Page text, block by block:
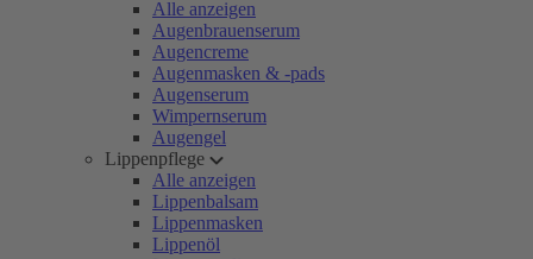
Alle anzeigen
Augenbrauenserum
Augencreme
Augenmasken & -pads
Augenserum
Wimpernserum
Augengel
Lippenpflege
Alle anzeigen
Lippenbalsam
Lippenmasken
Lippenöl